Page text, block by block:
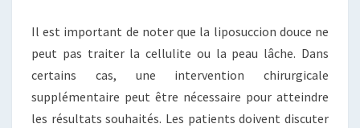
Il est important de noter que la liposuccion douce ne
peut pas traiter la cellulite ou la peau lâche. Dans
certains cas, une intervention chirurgicale
supplémentaire peut être nécessaire pour atteindre
les résultats souhaités. Les patients doivent discuter